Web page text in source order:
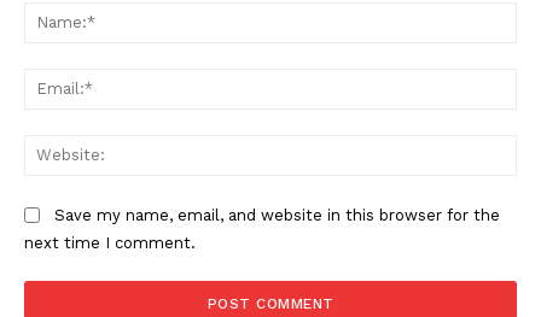
Save my name, email, and website in this browser for the
next time I comment.